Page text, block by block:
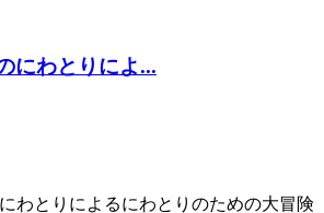
にわとりによ...
わとりによるにわとりのための大冒険